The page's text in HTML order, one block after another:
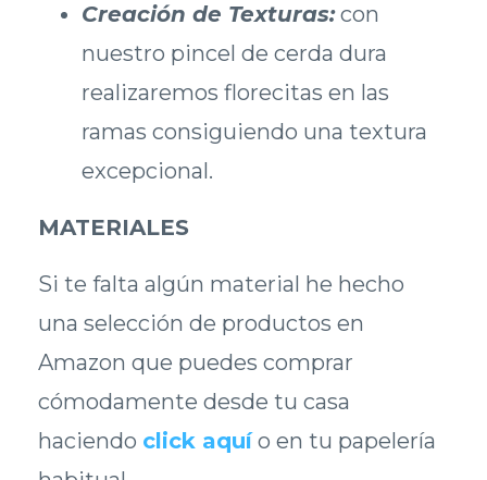
Creación de Texturas:con
nuestro pincel de cerda dura
realizaremos florecitas en las
ramas consiguiendo una textura
excepcional.
MATERIALES
Si te falta algún material he hecho
una selección de productos en
Amazon que puedes comprar
cómodamente desde tu casa
haciendo click aquío en tu papelería